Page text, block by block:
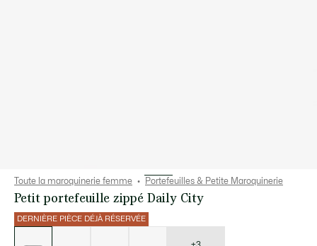
Toute la maroquinerie femme Portefeuilles & Petite Maroquinerie
Petit portefeuille zippé Daily City
DERNIÈRE PIÈCE DÉJÀ RÉSERVÉE
déclinaisons